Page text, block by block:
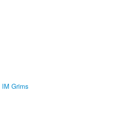
IM Grims